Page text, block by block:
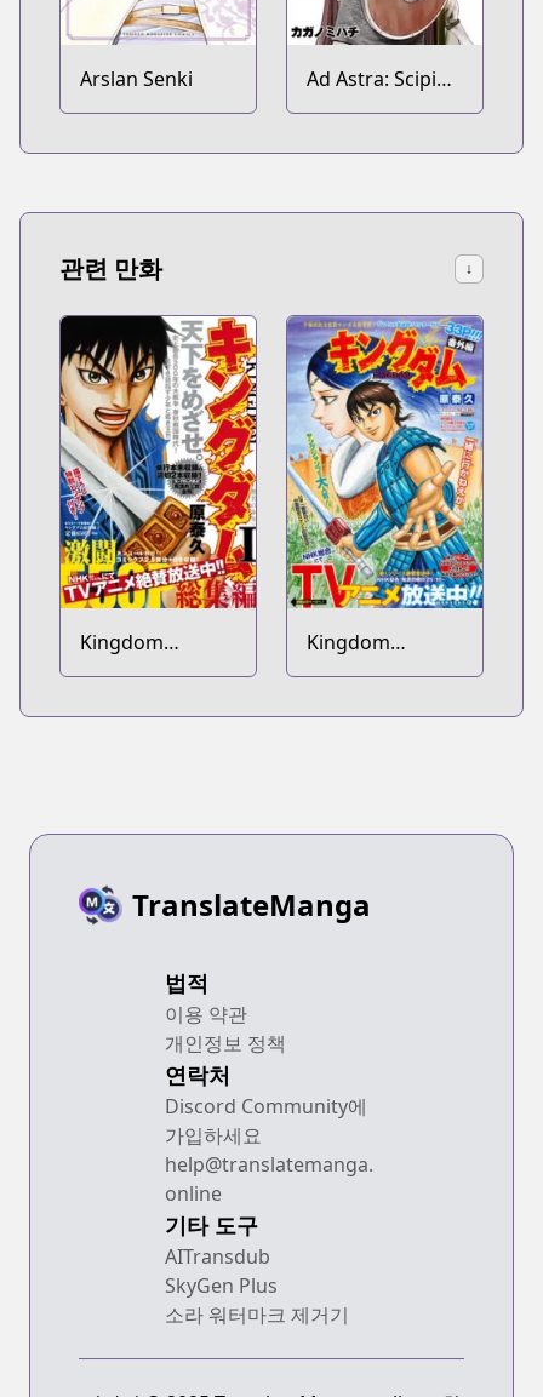
Arslan Senki
Ad Astra: Scipio
to Hannibal
관련 만화 ↓
Kingdom
Soushuuhen
Kingdom
Bangai-hen
TranslateManga
법적
이용 약관
개인정보 정책
연락처
Discord Community에
가입하세요
help@translatemanga.
online
기타 도구
AITransdub
SkyGen Plus
소라 워터마크 제거기